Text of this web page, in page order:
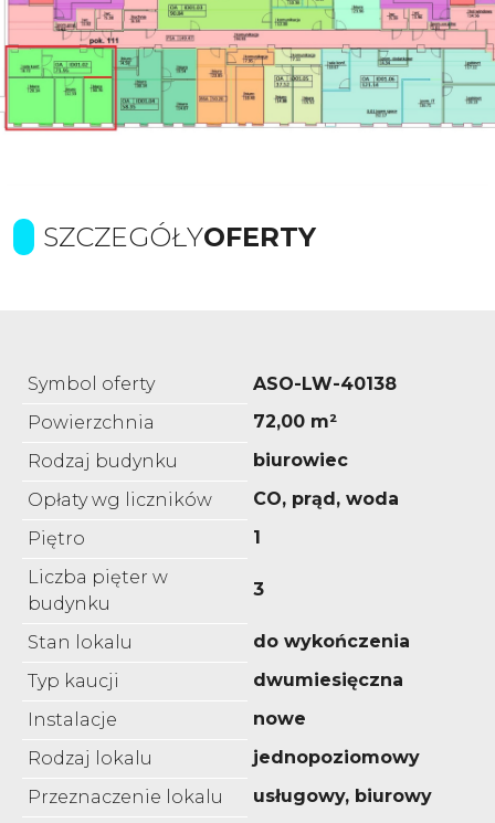
SZCZEGÓŁYOFERTY
Symbol oferty
ASO-LW-40138
Powierzchnia
72,00 m²
Rodzaj budynku
biurowiec
Opłaty wg liczników
CO, prąd, woda
Piętro
1
Liczba pięter w
budynku
3
Stan lokalu
do wykończenia
Typ kaucji
dwumiesięczna
Instalacje
nowe
Rodzaj lokalu
jednopoziomowy
Przeznaczenie lokalu
usługowy, biurowy